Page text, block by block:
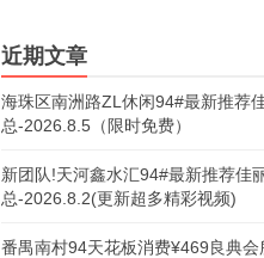
近期文章
海珠区南洲路ZL休闲94#最新推荐
总-2026.8.5（限时免费）
新团队!天河鑫水汇94#最新推荐佳
总-2026.8.2(更新超多精彩视频)
番禺南村94天花板消费¥469良典会